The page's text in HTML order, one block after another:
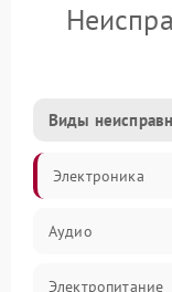
Виды
Электроника
Аудио
Электропитание